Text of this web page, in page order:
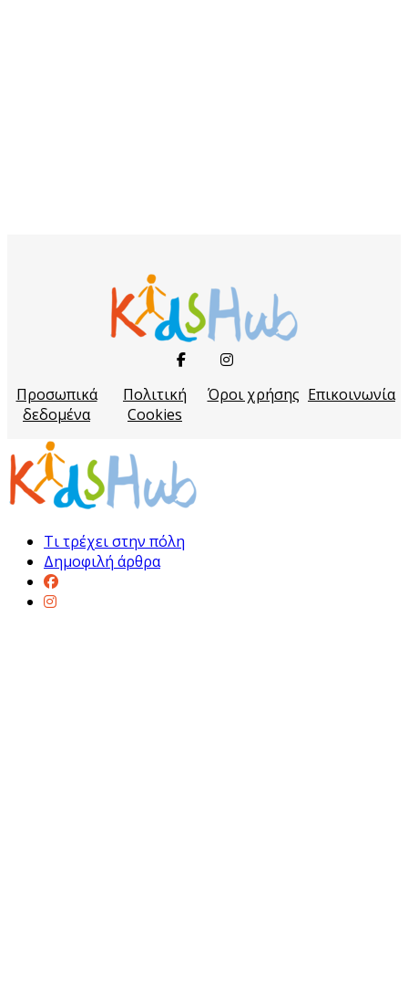
Προσωπικά
δεδομένα
Πολιτική
Cookies
Όροι χρήσης Επικοινωνία
Τι τρέχει στην πόλη
Δημοφιλή άρθρα